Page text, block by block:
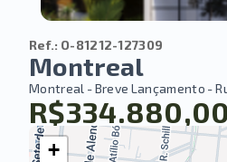
Ref.: O-81212-127309
Montreal
Montreal - Breve Lançamento -
R$334.880,00
+